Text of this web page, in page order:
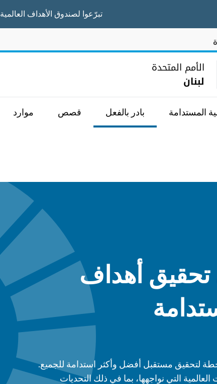
تبرّعوا لصندوق الأهداف العالمية
الأمم المتحدة
لبنان
المستدامة بادر بالفعل قصص موارد
أهداف
لتحقيق مستقبل أفضل وأكثر استدامة للجميع.
التي نواجهها، بما في ذلك التحديات